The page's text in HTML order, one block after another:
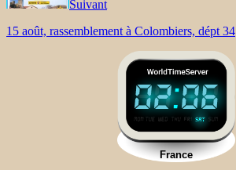
Suivant
15 août, rassemblement à Colombiers, dépt 34